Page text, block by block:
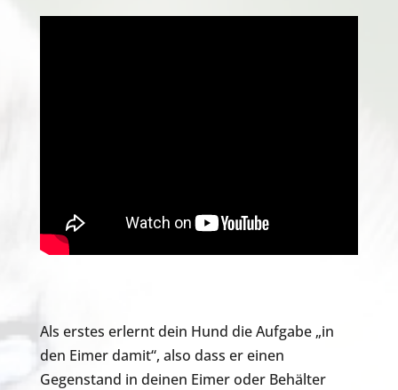
Als erstes erlernt dein Hund die Aufgabe „in
den Eimer damit“, also dass er einen
Gegenstand in deinen Eimer oder Behälter